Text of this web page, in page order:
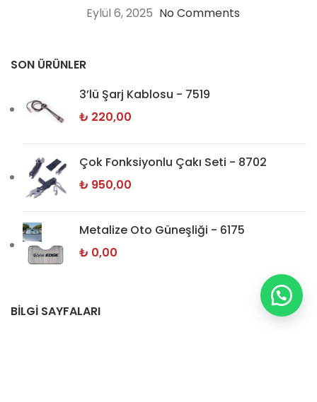
Eylül 6, 2025 No Comments
SON ÜRÜNLER
3’lü Şarj Kablosu - 7519
₺ 220,00
Çok Fonksiyonlu Çakı Seti - 8702
₺ 950,00
Metalize Oto Güneşliği - 6175
₺ 0,00
BİLGİ SAYFALARI